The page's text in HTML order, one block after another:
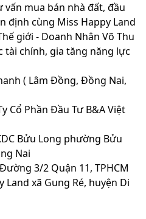
vấn mua bán nhà đất, đầu
định cùng Miss Happy Land
giới - Doanh Nhân Võ Thu
tài chính, gia tăng năng lực
( Lâm Đồng, Đồng Nai,
Cổ Phần Đầu Tư B&A Việt
Bửu Long phường Bửu
Nai
3/2 Quận 11, TPHCM
xã Gung Ré, huyện Di